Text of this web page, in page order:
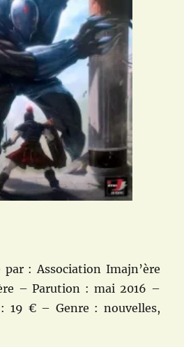
: Association Imajn’ère
– Parution : mai 2016 –
19 € – Genre : nouvelles,